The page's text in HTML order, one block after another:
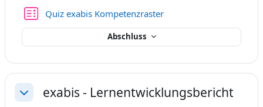
Quiz exabis KompetenzrasterTest
Abschluss
Einklappenexabis - Lernentwicklungsbericht